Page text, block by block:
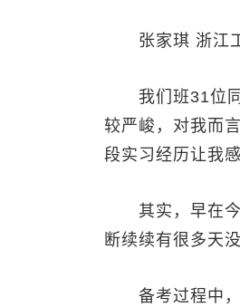
张家琪 浙江工
我们班31位同
较严峻，对我而
段实习经历让我
其实，早在今
断续续有很多天
备考过程中，